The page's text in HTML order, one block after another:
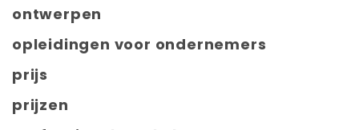
ontwerpen
opleidingen voor ondernemers
prijs
prijzen